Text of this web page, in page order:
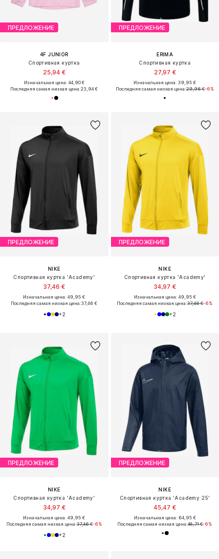
ПРЕДЛОЖЕНИЕ
4F JUNIOR
Спортивная куртка
25,94 €
Изначальная цена: 44,90 €
Последняя самая низкая цена:23,94 €
ПРЕДЛОЖЕНИЕ
ERIMA
Спортивная куртка
27,97 €
Изначальная цена: 39,95 €
Последняя самая низкая цена:29,96 €-6%
ПРЕДЛОЖЕНИЕ
NIKE
Спортивная куртка 'Academy'
37,46 €
Изначальная цена: 49,95 €
Последняя самая низкая цена:37,46 €
+2
ПРЕДЛОЖЕНИЕ
NIKE
Спортивная куртка 'Academy'
34,97 €
Изначальная цена: 49,95 €
Последняя самая низкая цена:37,46 €-6%
+2
ПРЕДЛОЖЕНИЕ
NIKE
Спортивная куртка 'Academy'
34,97 €
Изначальная цена: 49,95 €
Последняя самая низкая цена:37,46 €-6%
+2
ПРЕДЛОЖЕНИЕ
NIKE
Спортивная куртка 'Academy 25'
45,47 €
Изначальная цена: 64,95 €
Последняя самая низкая цена:48,71 €-6%